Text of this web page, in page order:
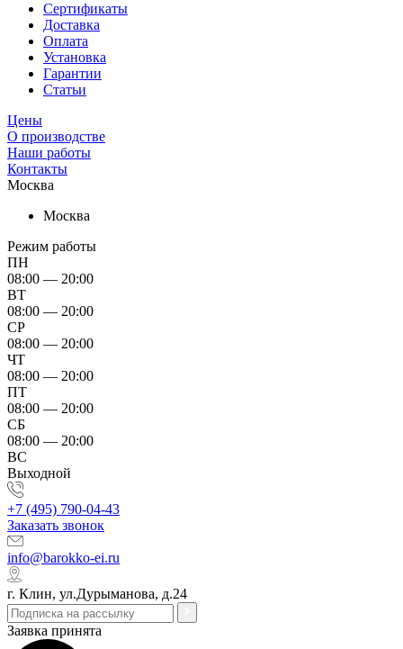
Сертификаты
Доставка
Оплата
Установка
Гарантии
Статьи
Цены
О производстве
Наши работы
Контакты
Москва
Москва
Режим работы
ПН
08:00 — 20:00
ВТ
08:00 — 20:00
СР
08:00 — 20:00
ЧТ
08:00 — 20:00
ПТ
08:00 — 20:00
СБ
08:00 — 20:00
ВС
Выходной
+7 (495) 790-04-43
Заказать звонок
info@barokko-ei.ru
г. Клин, ул.Дурыманова, д.24
Заявка принята